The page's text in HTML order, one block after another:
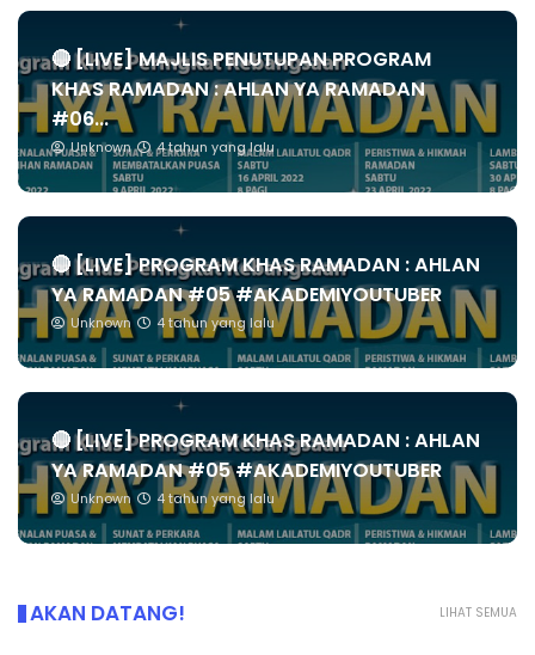
🔴 [LIVE] MAJLIS PENUTUPAN PROGRAM
KHAS RAMADAN : AHLAN YA RAMADAN
#06...
Unknown 4 tahun yang lalu
🔴 [LIVE] PROGRAM KHAS RAMADAN : AHLAN
YA RAMADAN #05 #AKADEMIYOUTUBER
Unknown 4 tahun yang lalu
🔴 [LIVE] PROGRAM KHAS RAMADAN : AHLAN
YA RAMADAN #05 #AKADEMIYOUTUBER
Unknown 4 tahun yang lalu
LIHAT SEMUA
AKAN DATANG!